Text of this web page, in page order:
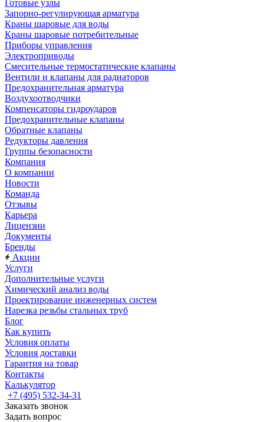
Готовые узлы
Запорно-регулирующая арматура
Краны шаровые для воды
Краны шаровые потребительные
Приборы управления
Электроприводы
Смесительные термостатические клапаны
Вентили и клапаны для радиаторов
Предохранительная арматура
Воздухоотводчики
Компенсаторы гидроударов
Предохранительные клапаны
Обратные клапаны
Редукторы давления
Группы безопасности
Компания
О компании
Новости
Команда
Отзывы
Карьера
Лицензии
Документы
Бренды
Акции
Услуги
Дополнительные услуги
Химический анализ воды
Проектирование инженерных систем
Нарезка резьбы стальных труб
Блог
Как купить
Условия оплаты
Условия доставки
Гарантия на товар
Контакты
Калькулятор
+7 (495) 532‑34‑31
Заказать звонок
Задать вопрос